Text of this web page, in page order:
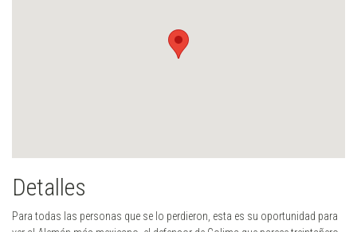
Detalles
Para todas las personas que se lo perdieron, esta es su oportunidad para